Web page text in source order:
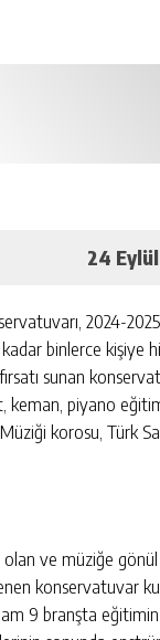
24
2024-
kadar binlerce kişiye
sunan
piyano
korosu, Türk
ve müziğe
konservatuvar
9 branşta